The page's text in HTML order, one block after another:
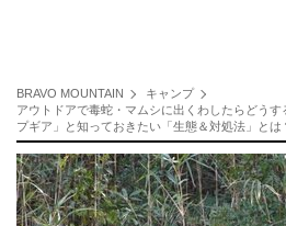
BRAVO MOUNTAIN
キャンプ
アウトドアで毒蛇・マムシに出くわしたらどう
プギア」と知っておきたい「生態＆対処法」とは